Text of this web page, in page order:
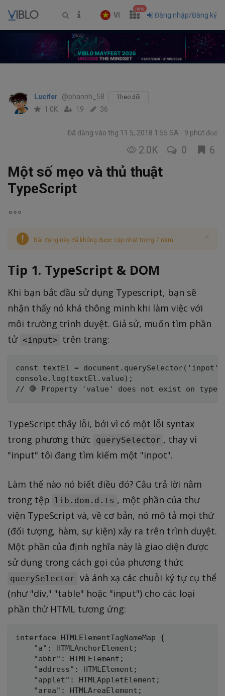
VI
new
Đăng nhập/Đăng ký
Lucifer @phannh_58 Theo dõi
1.0K 19 36
Đã đăng vào thg 11 5, 2018 1:55 SA 9 phút đọc
2.0K 0 6
Một số mẹo và thủ thuật
TypeScript
Bài đăng này đã không được cập nhật trong 7 năm
Tip 1. TypeScript & DOM
Khi bạn bắt đầu sử dụng Typescript, bạn sẽ
nhận thấy nó khá thông minh khi làm việc với
môi trường trình duyệt. Giả sử, muốn tìm phần
tử <input> trên trang:
const textEl =
console.log(textEl.value);
TypeScript thấy lỗi, bởi vì có một lỗi syntax
trong phương thức
querySelector , thay vì
"input" tôi đang tìm kiếm một "inpot".
Làm thế nào nó biết điều đó? Câu trả lời nằm
trong tệp lib.dom.d.ts , một phần của thư
viện TypeScript và, về cơ bản, nó mô tả mọi thứ
(đối tượng, hàm, sự kiện) xảy ra trên trình duyệt.
Một phần của định nghĩa này là giao diện được
sử dụng trong cách gọi của phương thức
querySelector và ánh xạ các chuỗi ký tự cụ thể
(như "div," "table" hoặc "input") cho các loại
phần thử HTML tương ứng:
interface HTMLElementTagNameMap {
    "a": HTMLAnchorElement;
    "abbr": HTMLElement;
    "address": HTMLElement;
    "applet": HTMLAppletElement;
    "area": HTMLAreaElement;